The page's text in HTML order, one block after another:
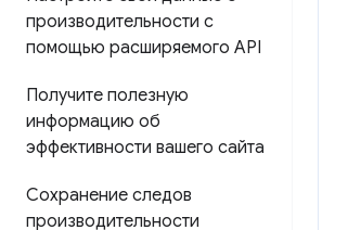
производительности с
помощью расширяемого API
Получите полезную
информацию об
эффективности вашего сайта
Сохранение следов
производительности